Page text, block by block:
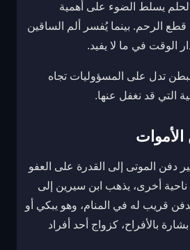
الحلم يسلط الضوء على أهمية
قطع الرحم. بينما يُفسر ألم الساقين
الوقت في ما لا يفيد.
تدل على المسؤوليات تجاه
التي قد نغفل عنها.
دفن الموتى إلى القدرة على العفو
أخرى، يذهب ابن سيرين إلى
قريب له في المنام، وهو يبكي أو
بالأفراح، كزواج أحد أفراد